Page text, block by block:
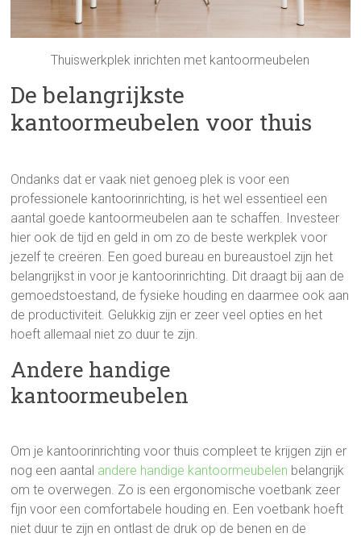
Thuiswerkplek inrichten met kantoormeubelen
De belangrijkste
kantoormeubelen voor thuis
Ondanks dat er vaak niet genoeg plek is voor een
professionele kantoorinrichting, is het wel essentieel een
aantal goede kantoormeubelen aan te schaffen. Investeer
hier ook de tijd en geld in om zo de beste werkplek voor
jezelf te creëren. Een goed bureau en bureaustoel zijn het
belangrijkst in voor je kantoorinrichting. Dit draagt bij aan de
gemoedstoestand, de fysieke houding en daarmee ook aan
de productiviteit. Gelukkig zijn er zeer veel opties en het
hoeft allemaal niet zo duur te zijn.
Andere handige
kantoormeubelen
Om je kantoorinrichting voor thuis compleet te krijgen zijn er
nog een aantal andere handige kantoormeubelen belangrijk
om te overwegen. Zo is een ergonomische voetbank zeer
fijn voor een comfortabele houding en. Een voetbank hoeft
niet duur te zijn en ontlast de druk op de benen en de